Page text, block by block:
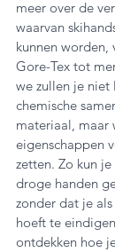
meer over de
waarvan
kunnen worden,
Gore-Tex tot
we zullen je
chemische
materiaal, maar
eigenschappen
zetten. Zo kun
droge handen
zonder dat je
hoeft te
ontdekken hoe